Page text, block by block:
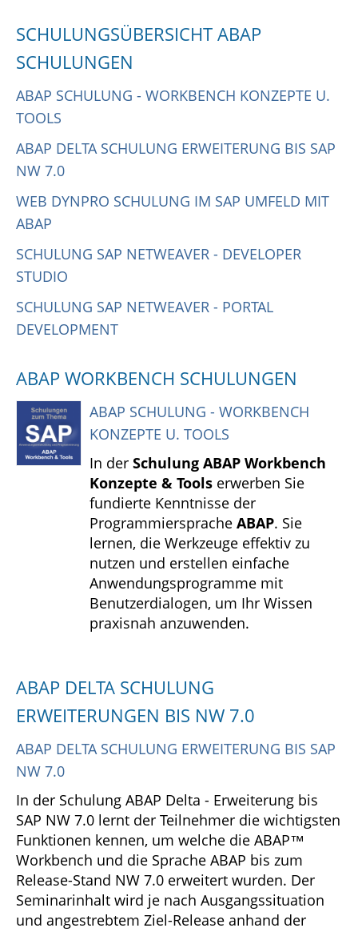
SCHULUNGSÜBERSICHT ABAP
SCHULUNGEN
ABAP SCHULUNG - WORKBENCH KONZEPTE U.
TOOLS
ABAP DELTA SCHULUNG ERWEITERUNG BIS SAP
NW 7.0
WEB DYNPRO SCHULUNG IM SAP UMFELD MIT
ABAP
SCHULUNG SAP NETWEAVER - DEVELOPER
STUDIO
SCHULUNG SAP NETWEAVER - PORTAL
DEVELOPMENT
ABAP WORKBENCH SCHULUNGEN
ABAP SCHULUNG - WORKBENCH
KONZEPTE U. TOOLS
In der Schulung ABAP Workbench
Konzepte & Toolserwerben Sie
fundierte Kenntnisse der
Programmiersprache ABAP. Sie
lernen, die Werkzeuge effektiv zu
nutzen und erstellen einfache
Anwendungsprogramme mit
Benutzerdialogen, um Ihr Wissen
praxisnah anzuwenden.
ABAP DELTA SCHULUNG
ERWEITERUNGEN BIS NW 7.0
ABAP DELTA SCHULUNG ERWEITERUNG BIS SAP
NW 7.0
In der Schulung ABAP Delta - Erweiterung bis
SAP NW 7.0 lernt der Teilnehmer die wichtigsten
Funktionen kennen, um welche die ABAP™
Workbench und die Sprache ABAP bis zum
Release-Stand NW 7.0 erweitert wurden. Der
Seminarinhalt wird je nach Ausgangssituation
und angestrebtem Ziel-Release anhand der